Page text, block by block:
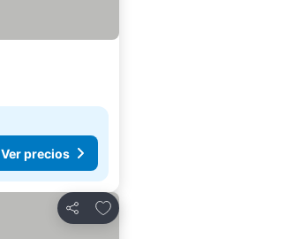
Ver precios
Compartir
Agregar a favoritos